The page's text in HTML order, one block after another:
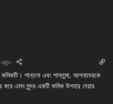
ago
শান্তনা এবং শান্তুমা, আপনাদেরকে
করে এমন সুন্দর একটি কমিক উপহার দেয়ার